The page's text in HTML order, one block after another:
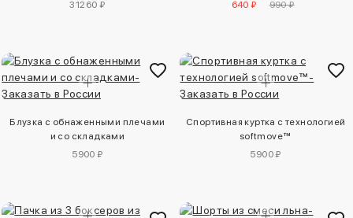
31260 ₽
640 ₽
990 ₽
Блузка с обнаженными плечами
и со складками
5900 ₽
Спортивная куртка с технологией
softmove™
5900 ₽